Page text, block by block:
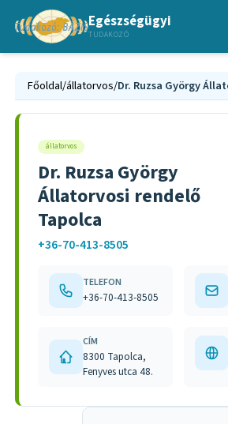
Egészségügyi
TUDAKOZÓ
Főoldal/állatorvos/
állatorvos
Dr. Ruzsa György
Állatorvosi rendelő
Tapolca
+36-70-413-8505
TELEFON
+36-70-413-8505
CÍM
8300 Tapolca,
Fenyves utca 48.